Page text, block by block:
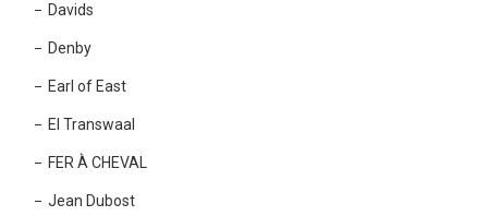
Davids
Denby
Earl of East
El Transwaal
FER À CHEVAL
Jean Dubost